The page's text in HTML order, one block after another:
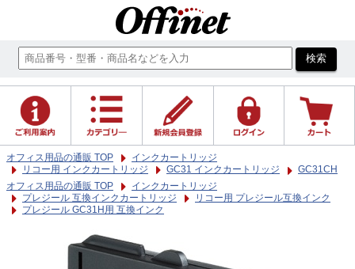
オフィス用品の通販 TOP
インクカートリッジ
リコー用 インクカートリッジ
GC31 インクカートリッジ
GC31CH
オフィス用品の通販 TOP
インクカートリッジ
プレジール 互換インクカートリッジ
リコー用 プレジール互換インク
プレジール GC31H用 互換インク